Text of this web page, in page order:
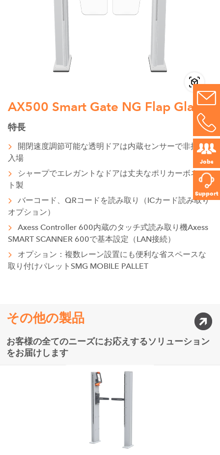
Jobs
Support
AX500 Smart Gate NG Flap Glass
特長
開閉速度調節可能な透明ドアは内蔵センサーで非接触
入場
シャープでエレガントなドアは丈夫なポリカーボネー
ト製
バーコード、QRコードを読み取り（ICカード読み取り
オプション）
Axess Controller 600内蔵のタッチ式読み取り機Axess
SMART SCANNER 600で基本設定（LAN接続）
オプション：複数レーン設置にも便利な省スペースな
取り付けパレットSMG MOBILE PALLET
その他の製品
お客様の全てのニーズにお応えするソリューション
をお届けします